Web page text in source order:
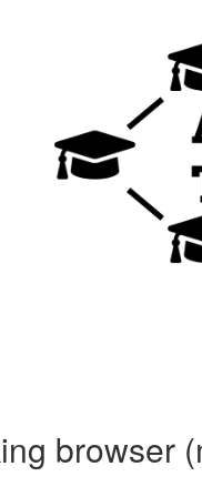
browser